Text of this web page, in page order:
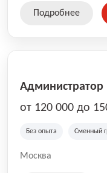
Подробнее
Администратор
от 120 000 до
Без опыта Сменный
Москва